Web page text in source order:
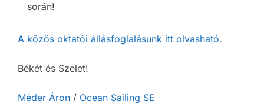
során!
A közös oktatói állásfoglalásunk itt olvasható.
Békét és Szelet!
Méder Áron / Ocean Sailing SE